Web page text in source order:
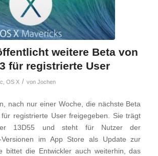
weitere Beta von
für registrierte User
OS X / von Jochen
nach nur einer Woche, die nächste Beta
registrierte User freigegeben. Sie trägt
13D55 und steht für Nutzer der
Versionen im App Store als Update zur
bittet die Entwickler auch weiterhin, das